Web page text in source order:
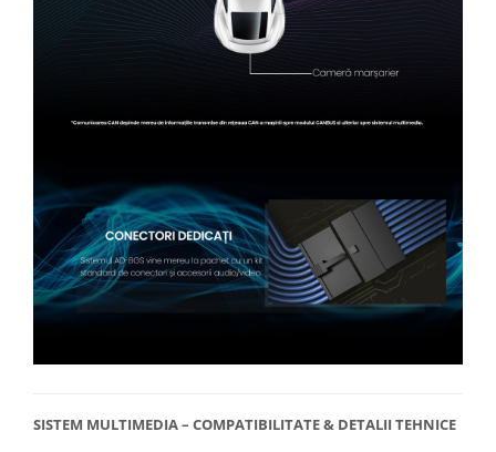
SISTEM MULTIMEDIA – COMPATIBILITATE & DETALII TEHNICE